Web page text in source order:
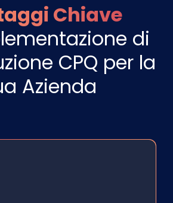
Chiave
di
CPQ per la
Azienda